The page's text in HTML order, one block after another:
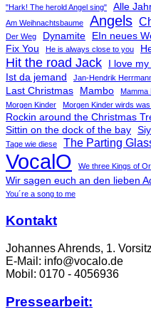
"Hark! The herold Angel sing" Alle
Am Weihnachtsbaume
Angels
Der Weg
Dynamite EIn neues
Fix You
He is always close to you
Hit the road Jack I love my
Ist da jemand Jan-Hendrik
Last Christmas
Mambo Mamma
Morgen Kinder Morgen Kinder wirds
Rockin around the Christmas
Sittin on the dock of the bay
Tage wie diese
The Parting
VocalO We three Kings of
Wir sagen euch an den lieben
You´re a song to me
Kontakt
Johannes Ahrends, 1.
E-Mail: info@vocalo.de
Mobil: 0170 - 4056936
Pressearbeit: